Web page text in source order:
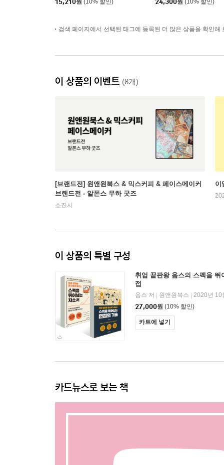
15,210원 (10% 할인)
24,300원 (10% 할인)
검색 페이지에서 선택된 태그에 등록된 더 많은 상품을 확인해
이 상품의 이벤트 (8개)
[브랜드전] 원앤원북스 & 믹스커피 & 페이스메이커
브랜드전 - 알폰스 무하 굿즈
소진시
이
이 상품의 특별 구성
취업 끝판왕 옴스의 스펙을 뛰
접
옴스 저 원앤원북스
2020년 10
27,000원 (10% 할인)
카트에 넣기
카드뉴스로 보는 책